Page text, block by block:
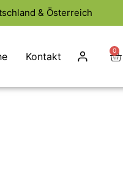
& Österreich
Kontakt 0